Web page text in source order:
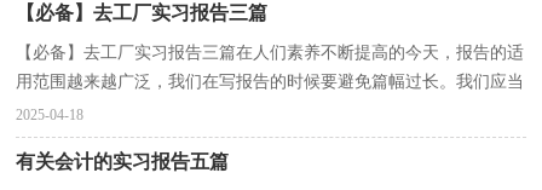
【必备】去工厂实习报告三篇
【必备】去工厂实习报告三篇在人们素养不断提高的今天，报告的适
用范围越来越广泛，我们在写报告的时候要避免篇幅过长。我们应当
如何写报告呢？以下是小编收集整理的去工厂实习报...
2025-04-18
有关会计的实习报告五篇